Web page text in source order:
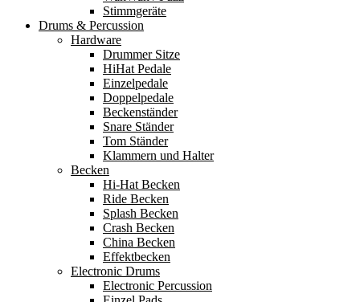
Stimmgeräte
Drums & Percussion
Hardware
Drummer Sitze
HiHat Pedale
Einzelpedale
Doppelpedale
Beckenständer
Snare Ständer
Tom Ständer
Klammern und Halter
Becken
Hi-Hat Becken
Ride Becken
Splash Becken
Crash Becken
China Becken
Effektbecken
Electronic Drums
Electronic Percussion